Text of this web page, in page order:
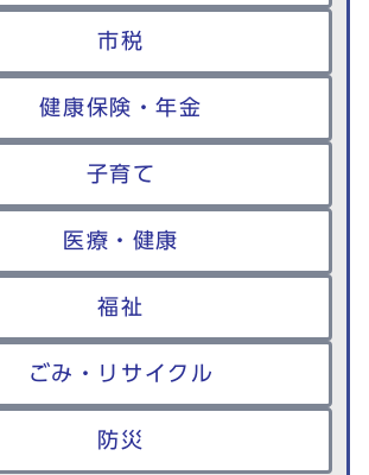
市税
健康保険・年金
子育て
医療・健康
福祉
ごみ・リサイクル
防災